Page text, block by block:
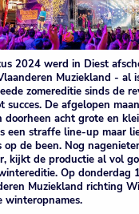
2024 werd in Diest
Muziekland - al
zomereditie sinds de
succes. De afgelopen
doorheen acht grote en
een straffe line-up maar
op de been. Nog
kijkt de productie al vol
Op donderdag
Muziekland richting
winteropnames.